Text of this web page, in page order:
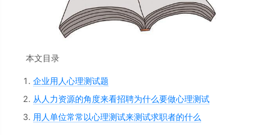
本文目录
企业用人心理测试题
从人力资源的角度来看招聘为什么要做心理测试
用人单位常常以心理测试来测试求职者的什么